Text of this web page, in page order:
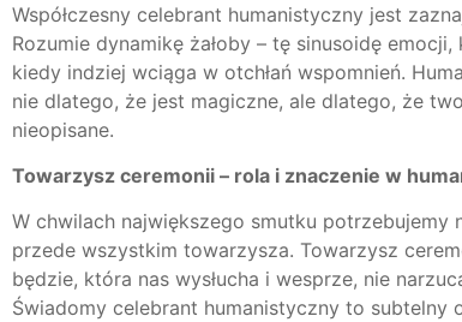
Współczesny celebrant humanistyczny jest
Rozumie dynamikę żałoby – tę sinusoidę
kiedy indziej wciąga w otchłań wspomnień.
nie dlatego, że jest magiczne, ale dlatego, że
nieopisane.
Towarzysz ceremonii – rola i znaczenie w
W chwilach największego smutku potrzebujemy
przede wszystkim towarzysza. Towarzysz
będzie, która nas wysłucha i wesprze, nie
Świadomy celebrant humanistyczny to subtelny